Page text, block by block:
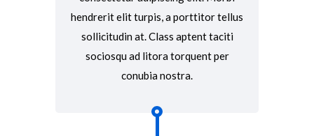
hendrerit elit turpis, a porttitor tellus
sollicitudin at. Class aptent taciti
sociosqu ad litora torquent per
conubia nostra.